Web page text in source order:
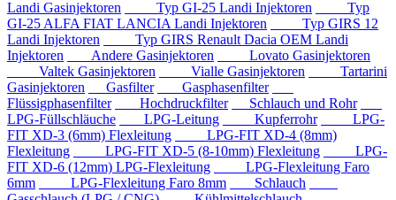
Landi Gasinjektoren
Typ GI-25 Landi Injektoren
Typ
GI-25 ALFA FIAT LANCIA Landi Injektoren
Typ GIRS 12
Landi Injektoren
Typ GIRS Renault Dacia OEM Landi
Injektoren
Andere Gasinjektoren
Lovato Gasinjektoren
Valtek Gasinjektoren
Vialle Gasinjektoren
Tartarini
Gasinjektoren
Gasfilter
Gasphasenfilter
Flüssigphasenfilter
Hochdruckfilter
Schlauch und Rohr
LPG-Füllschläuche
LPG-Leitung Kupferrohr
LPG-
FIT XD-3 (6mm) Flexleitung
LPG-FIT XD-4 (8mm)
Flexleitung
LPG-FIT XD-5 (8-10mm) Flexleitung
LPG-
FIT XD-6 (12mm) LPG-Flexleitung
LPG-Flexleitung Faro
6mm
LPG-Flexleitung Faro 8mm
Schlauch